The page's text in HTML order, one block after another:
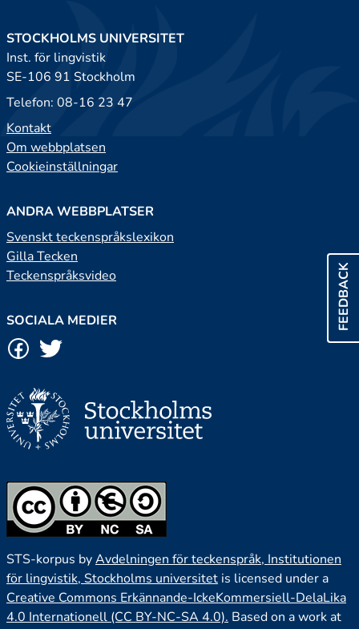
FEEDBACK
STOCKHOLMS UNIVERSITET
Inst. för lingvistik
SE-106 91 Stockholm
Telefon: 08-16 23 47
Kontakt
Om webbplatsen
Cookieinställningar
ANDRA WEBBPLATSER
Svenskt teckenspråkslexikon
Gilla Tecken
Teckenspråksvideo
SOCIALA MEDIER
STS-korpus byAvdelningen för teckenspråk, Institutionen
för lingvistik, Stockholms universitet is licensed under a
Creative Commons Erkännande-IckeKommersiell-DelaLika
4.0 Internationell (CC BY-NC-SA 4.0). Based on a work at